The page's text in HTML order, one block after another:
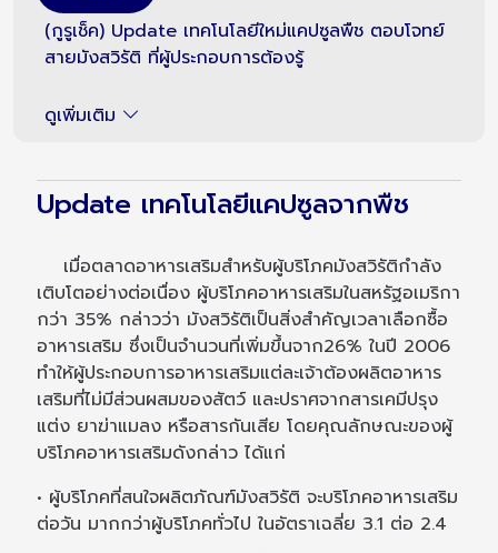
(กูรูเช็ค) Update เทคโนโลยีใหม่แคปซูลพืช ตอบโจทย์
สายมังสวิรัติ ที่ผู้ประกอบการต้องรู้
ดูเพิ่มเติม
Update เทคโนโลยีแคปซูลจากพืช
เมื่อตลาดอาหารเสริมสำหรับผู้บริโภคมังสวิรัติกำลัง
เติบโตอย่างต่อเนื่อง ผู้บริโภคอาหารเสริมในสหรัฐอเมริกา
กว่า 35% กล่าวว่า มังสวิรัติเป็นสิ่งสำคัญเวลาเลือกซื้อ
อาหารเสริม ซึ่งเป็นจำนวนที่เพิ่มขึ้นจาก26% ในปี 2006
ทำให้ผู้ประกอบการอาหารเสริมแต่ละเจ้าต้องผลิตอาหาร
เสริมที่ไม่มีส่วนผสมของสัตว์ และปราศจากสารเคมีปรุง
แต่ง ยาฆ่าแมลง หรือสารกันเสีย โดยคุณลักษณะของผู้
บริโภคอาหารเสริมดังกล่าว ได้แก่
• ผู้บริโภคที่สนใจผลิตภัณฑ์มังสวิรัติ จะบริโภคอาหารเสริม
ต่อวัน มากกว่าผู้บริโภคทั่วไป ในอัตราเฉลี่ย 3.1 ต่อ 2.4